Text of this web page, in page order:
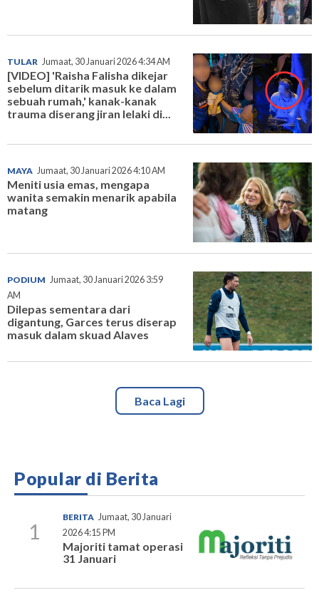
TULAR Jumaat, 30 Januari 2026 4:34 AM
[VIDEO] 'Raisha Falisha dikejar
sebelum ditarik masuk ke dalam
sebuah rumah,' kanak-kanak
trauma diserang jiran lelaki di...
MAYA Jumaat, 30 Januari 2026 4:10 AM
Meniti usia emas, mengapa
wanita semakin menarik apabila
matang
PODIUM Jumaat, 30 Januari 2026 3:59
AM
Dilepas sementara dari
digantung, Garces terus diserap
masuk dalam skuad Alaves
Baca Lagi
Popular di Berita
1
BERITA Jumaat, 30 Januari
2026 4:15 PM
Majoriti tamat operasi
31 Januari